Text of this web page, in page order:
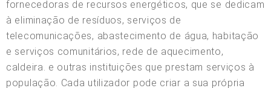
fornecedoras de recursos energéticos, que se dedicam
à eliminação de resíduos, serviços de
telecomunicações, abastecimento de água, habitação
e serviços comunitários, rede de aquecimento,
caldeira. e outras instituições que prestam serviços à
população. Cada utilizador pode criar a sua própria